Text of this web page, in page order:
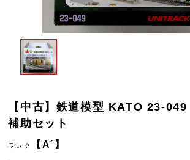
【中古】鉄道模型 KATO 23-
補助セット
ランク 【A´】